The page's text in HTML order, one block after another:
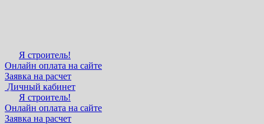
Я строитель!
Онлайн оплата на сайте
Заявка на расчет
Личный кабинет
Я строитель!
Онлайн оплата на сайте
Заявка на расчет